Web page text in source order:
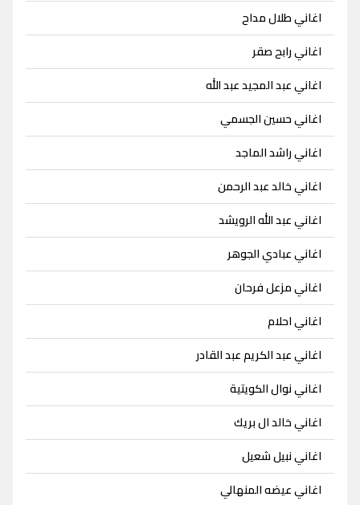
اغاني طلال مداح
اغاني رابح صقر
اغاني عبد المجيد عبد الله
اغاني حسين الجسمي
اغاني راشد الماجد
اغاني خالد عبد الرحمن
اغاني عبد الله الرويشد
اغاني عبادي الجوهر
اغاني مزعل فرحان
اغاني احلام
اغاني عبد الكريم عبد القادر
اغاني نوال الكويتية
اغاني خالد ال بريك
اغاني نبيل شعيل
اغاني عيضه المنهالي